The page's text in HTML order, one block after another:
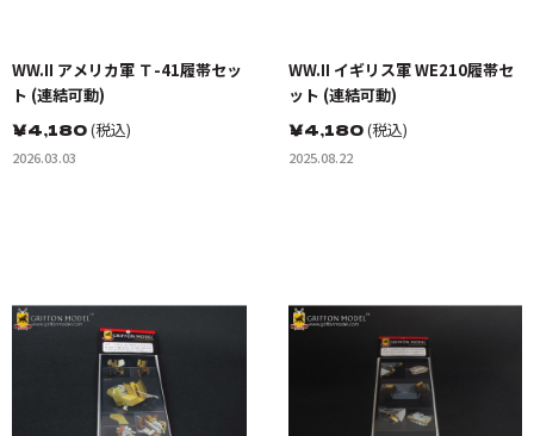
WW.II アメリカ軍 Ｔ-41履帯セッ
ト (連結可動)
￥4,180(税込)
2026.03.03
WW.II イギリス軍 WE210履帯セ
ット (連結可動)
￥4,180(税込)
2025.08.22